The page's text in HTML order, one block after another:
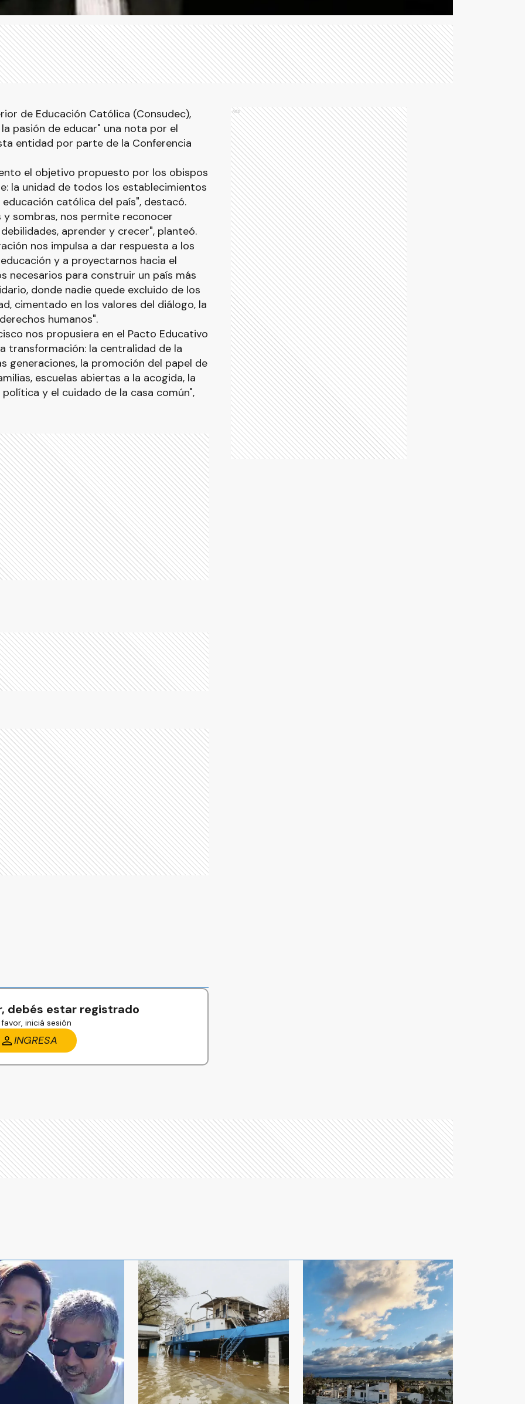
de Educación Católica (Consudec),
pasión de educar" una nota por el
entidad por parte de la Conferencia
el objetivo propuesto por los obispos
la unidad de todos los establecimientos
católica del país", destacó.
sombras, nos permite reconocer
aprender y crecer", planteó.
nos impulsa a dar respuesta a los
y a proyectarnos hacia el
necesarios para construir un país más
donde nadie quede excluido de los
cimentado en los valores del diálogo, la
humanos".
nos propusiera en el Pacto Educativo
transformación: la centralidad de la
generaciones, la promoción del papel de
escuelas abiertas a la acogida, la
y el cuidado de la casa común",
debés estar registrado
iniciá sesión
INGRESA
Ads